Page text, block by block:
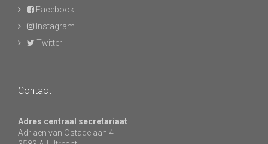
Facebook
Instagram
Twitter
Contact
Adres centraal secretariaat
Adriaen van Ostadelaan 4